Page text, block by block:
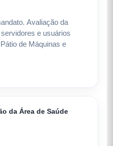
Avaliação da
e usuários
de Máquinas e
da Área de Saúde